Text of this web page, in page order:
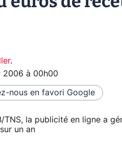
.
2006 à 00h00
nous en favori Google
TNS, la publicité en ligne a
un an